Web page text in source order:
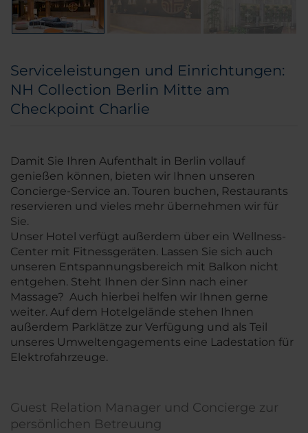
Serviceleistungen und Einrichtungen:
NH Collection Berlin Mitte am
Checkpoint Charlie
Damit Sie Ihren Aufenthalt in Berlin vollauf
genießen können, bieten wir Ihnen unseren
Concierge-Service an. Touren buchen, Restaurants
reservieren und vieles mehr übernehmen wir für
Sie.
Unser Hotel verfügt außerdem über ein Wellness-
Center mit Fitnessgeräten. Lassen Sie sich auch
unseren Entspannungsbereich mit Balkon nicht
entgehen. Steht Ihnen der Sinn nach einer
Massage? Auch hierbei helfen wir Ihnen gerne
weiter. Auf dem Hotelgelände stehen Ihnen
außerdem Parklätze zur Verfügung und als Teil
unseres Umweltengagements eine Ladestation für
Elektrofahrzeuge.
Guest Relation Manager und Concierge zur
persönlichen Betreuung